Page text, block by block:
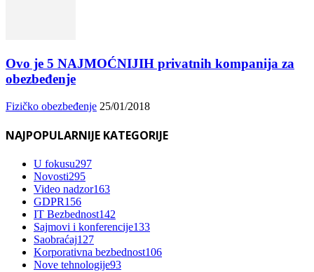
Ovo je 5 NAJMOĆNIJIH privatnih kompanija za
obezbeđenje
Fizičko obezbeđenje 25/01/2018
NAJPOPULARNIJE KATEGORIJE
U fokusu297
Novosti295
Video nadzor163
GDPR156
IT Bezbednost142
Sajmovi i konferencije133
Saobraćaj127
Korporativna bezbednost106
Nove tehnologije93